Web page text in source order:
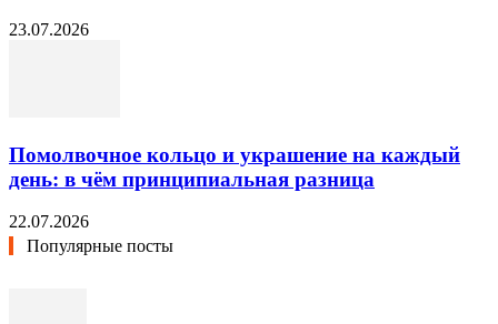
23.07.2026
Помолвочное кольцо и украшение на каждый
день: в чём принципиальная разница
22.07.2026
Популярные посты